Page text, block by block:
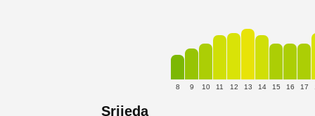
8 9 10 11 12 13 14 15 16 17
Srijeda